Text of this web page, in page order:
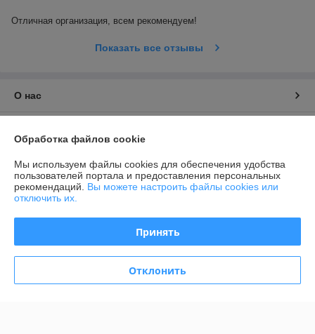
Отличная организация, всем рекомендуем!
Показать все отзывы
О нас
Доставка и оплата
График работы
Политика обработки cookies
Обработка файлов cookie
Мы используем файлы cookies для обеспечения удобства
пользователей портала и предоставления персональных
рекомендаций. Вы можете настроить файлы cookies или
отключить их.
Принять
Отклонить